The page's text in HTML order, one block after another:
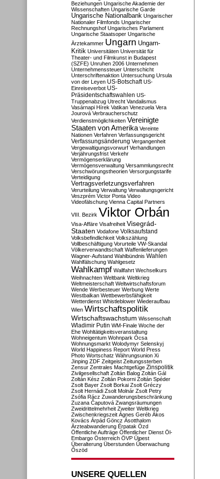
Beziehungen Ungarische Akademie der
Wissenschaften Ungarische Garde
Ungarische Nationalbank Ungarischer
Nationaler Filmfonds Ungarischer
Rechnungshof Ungarisches Parlament
Ungarische Staatsoper Ungarische
Ärztekammer Ungarn Ungarn-
Kritik Universitäten Universität für
Theater- und Filmkunst in Budapest
(SZFE) Unruhen 2006 Unternehmen
Unternehmenssteuer Unterschicht
Unterschriftenaktion Untersuchung Ursula
von der Leyen US-Botschaft US-
Einreiseverbot US-
Präsidentschaftswahlen US-
Truppenabzug Utrecht Vandalismus
Vasárnapi Hírek Vatikan Venezuela Vera
Jourová Verbraucherschutz
Verdienstmöglichkeiten Vereinigte
Staaten von Amerika Vereinte
Nationen Verfahren Verfassungsgericht
Verfassungsänderung Vergangenheit
Vergewaltigungsvorwurf Verhandlungen
Verjährungsfrist Verkehr
Vermögenserklärung
Vermögensverwaltung Versammlungsrecht
Verschwörungstheorien Versorgungstarife
Verteidigung
Vertragsverletzungsverfahren
Verurteilung Verwaltung Verwaltungsgericht
Veszprém Victor Ponta Video
Videofälschung Vienna Capital Partners
VIII. Bezirk Viktor Orbán
Visa-Affäre Visafreiheit Visegrád-
Staaten Vodafone Volksaufstand
Volksbefindlichkeit Volkszählung
Vollbeschäftigung Vorurteile VW-Skandal
Völkerverwandtschaft Waffenlieferungen
Wagner-Aufstand Wahlbündnis Wahlen
Wahlfälschung Wahlgesetz
Wahlkampf Wallfahrt Wechselkurs
Weihnachten Weltbank Weltkrieg
Weltmeisterschaft Weltwirtschaftsforum
Wende Werbesteuer Werbung Werte
Westbalkan Wettbewerbsfähigkeit
Wetterdienst Whistleblower Wiederaufbau
Wien Wirtschaftspolitik
Wirtschaftswachstum Wissenschaft
Wladimir Putin WM-Finale Woche der
Ehe Wohltätigkeitsveranstaltung
Wohneigentum Wohnpark Ócsa
Wohnungsmarkt Wolodymyr Selenskyj
World Happiness Report World Press
Photo Wortschatz Währungsunion Xi
Jinping ZDF Zeitgeist Zeitungssterben
Zensur Zentrales Machtgefüge Zinspolitik
Zivilgesellschaft Zoltán Balog Zoltán Gál
Zoltán Kész Zoltán Pokorni Zoltán Spéder
Zsolt Bayer Zsolt Borkai Zsolt Gréczy
Zsolt Hernádi Zsolt Molnár Zsolt Petry
Zsófia Rácz Zuwanderungsbeschränkung
Zuzana Čaputová Zwangsräumungen
Zweidrittelmehrheit Zweiter Weltkrieg
Zwischenkriegszeit Ágnes Geréb Ákos
Kovács Árpád Göncz Ásotthalom
Ärzteabwanderung Érpatak Ózd
Öffentliche Aufträge Öffentlicher Dienst Öl-
Embargo Österreich ÖVP Újpest
Überalterung Überstunden Überwachung
Őszöd
UNSERE QUELLEN